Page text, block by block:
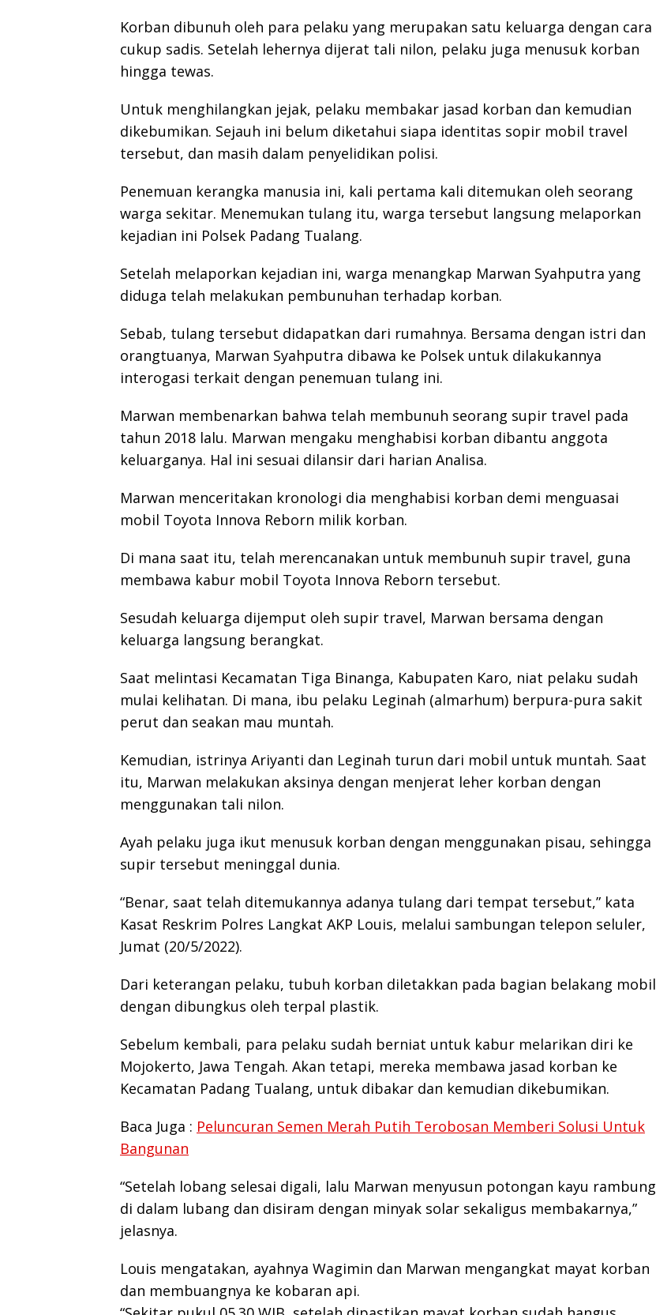
Korban dibunuh oleh para pelaku yang merupakan satu keluarga dengan cara
cukup sadis. Setelah lehernya dijerat tali nilon, pelaku juga menusuk korban
hingga tewas.
Untuk menghilangkan jejak, pelaku membakar jasad korban dan kemudian
dikebumikan. Sejauh ini belum diketahui siapa identitas sopir mobil travel
tersebut, dan masih dalam penyelidikan polisi.
Penemuan kerangka manusia ini, kali pertama kali ditemukan oleh seorang
warga sekitar. Menemukan tulang itu, warga tersebut langsung melaporkan
kejadian ini Polsek Padang Tualang.
Setelah melaporkan kejadian ini, warga menangkap Marwan Syahputra yang
diduga telah melakukan pembunuhan terhadap korban.
Sebab, tulang tersebut didapatkan dari rumahnya. Bersama dengan istri dan
orangtuanya, Marwan Syahputra dibawa ke Polsek untuk dilakukannya
interogasi terkait dengan penemuan tulang ini.
Marwan membenarkan bahwa telah membunuh seorang supir travel pada
tahun 2018 lalu. Marwan mengaku menghabisi korban dibantu anggota
keluarganya. Hal ini sesuai dilansir dari harian Analisa.
Marwan menceritakan kronologi dia menghabisi korban demi menguasai
mobil Toyota Innova Reborn milik korban.
Di mana saat itu, telah merencanakan untuk membunuh supir travel, guna
membawa kabur mobil Toyota Innova Reborn tersebut.
Sesudah keluarga dijemput oleh supir travel, Marwan bersama dengan
keluarga langsung berangkat.
Saat melintasi Kecamatan Tiga Binanga, Kabupaten Karo, niat pelaku sudah
mulai kelihatan. Di mana, ibu pelaku Leginah (almarhum) berpura-pura sakit
perut dan seakan mau muntah.
Kemudian, istrinya Ariyanti dan Leginah turun dari mobil untuk muntah. Saat
itu, Marwan melakukan aksinya dengan menjerat leher korban dengan
menggunakan tali nilon.
Ayah pelaku juga ikut menusuk korban dengan menggunakan pisau, sehingga
supir tersebut meninggal dunia.
“Benar, saat telah ditemukannya adanya tulang dari tempat tersebut,” kata
Kasat Reskrim Polres Langkat AKP Louis, melalui sambungan telepon seluler,
Jumat (20/5/2022).
Dari keterangan pelaku, tubuh korban diletakkan pada bagian belakang mobil
dengan dibungkus oleh terpal plastik.
Sebelum kembali, para pelaku sudah berniat untuk kabur melarikan diri ke
Mojokerto, Jawa Tengah. Akan tetapi, mereka membawa jasad korban ke
Kecamatan Padang Tualang, untuk dibakar dan kemudian dikebumikan.
Baca Juga : Peluncuran Semen Merah Putih Terobosan Memberi Solusi Untuk
Bangunan
“Setelah lobang selesai digali, lalu Marwan menyusun potongan kayu rambung
di dalam lubang dan disiram dengan minyak solar sekaligus membakarnya,”
jelasnya.
Louis mengatakan, ayahnya Wagimin dan Marwan mengangkat mayat korban
dan membuangnya ke kobaran api.